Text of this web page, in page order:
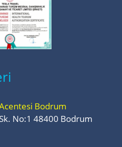
Bodrum
No:1 48400 Bodrum